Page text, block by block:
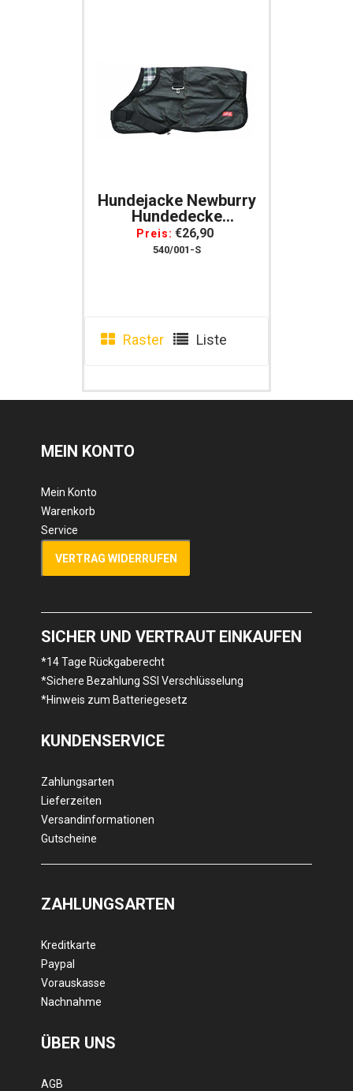
Hundejacke Newburry
Hundedecke
Gewachst, Grün*, Gr.
S = 8" = Ca. 20 Cm
Preis: €26,90
540/001-S
Raster Liste
MEIN KONTO
Mein Konto
Warenkorb
Service
VERTRAG WIDERRUFEN
SICHER UND VERTRAUT EINKAUFEN
*14 Tage Rückgaberecht
*Sichere Bezahlung SSl Verschlüsselung
*Hinweis zum Batteriegesetz
KUNDENSERVICE
Zahlungsarten
Lieferzeiten
Versandinformationen
Gutscheine
ZAHLUNGSARTEN
Kreditkarte
Paypal
Vorauskasse
Nachnahme
ÜBER UNS
AGB